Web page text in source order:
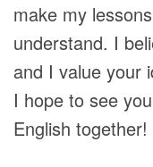
make my
understand. I
and I value your
I hope to see
English together!